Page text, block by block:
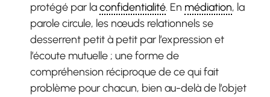
protégé par laconfidentialité. En médiation, la
parole circule, les nœuds relationnels se
desserrent petit à petit par l’expression et
l’écoute mutuelle ; une forme de
compréhension réciproque de ce qui fait
problème pour chacun, bien au-delà de l’objet